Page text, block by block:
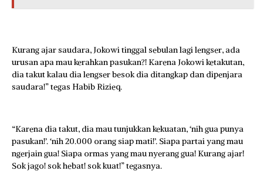
Kurang ajar saudara, Jokowi tinggal sebulan lagi lengser, ada
urusan apa mau kerahkan pasukan?! Karena Jokowi ketakutan,
dia takut kalau dia lengser besok dia ditangkap dan dipenjara
saudara!” tegas Habib Rizieq.
“Karena dia takut, dia mau tunjukkan kekuatan, ‘nih gua punya
pasukan!’. ‘nih 20.000 orang siap mati!’. Siapa partai yang mau
ngerjain gua! Siapa ormas yang mau nyerang gua! Kurang ajar!
Sok jago! sok hebat! sok kuat!” tegasnya.